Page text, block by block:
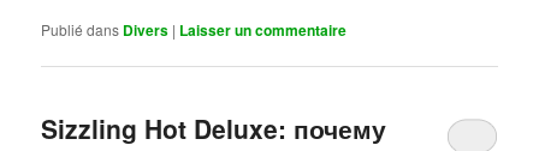
Publié dans Divers | Laisser un commentaire
Sizzling Hot Deluxe: почему